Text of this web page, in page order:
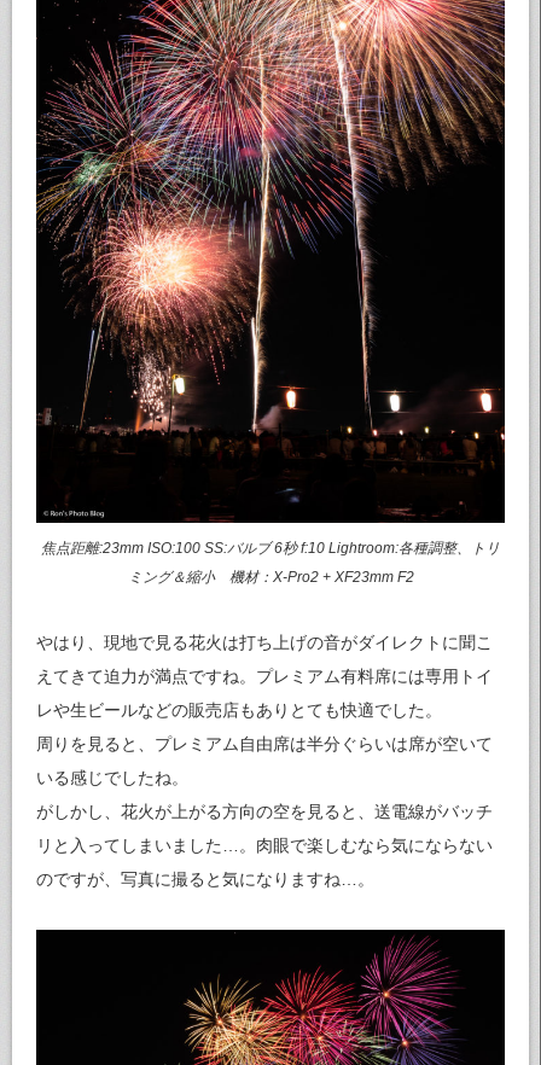
焦点距離:23mm ISO:100 SS:バルブ 6秒 f:10 Lightroom:各種調整、トリ
ミング＆縮小 機材：X-Pro2 + XF23mm F2
やはり、現地で見る花火は打ち上げの音がダイレクトに聞こ
えてきて迫力が満点ですね。プレミアム有料席には専用トイ
レや生ビールなどの販売店もありとても快適でした。
周りを見ると、プレミアム自由席は半分ぐらいは席が空いて
いる感じでしたね。
がしかし、花火が上がる方向の空を見ると、送電線がバッチ
リと入ってしまいました…。肉眼で楽しむなら気にならない
のですが、写真に撮ると気になりますね…。